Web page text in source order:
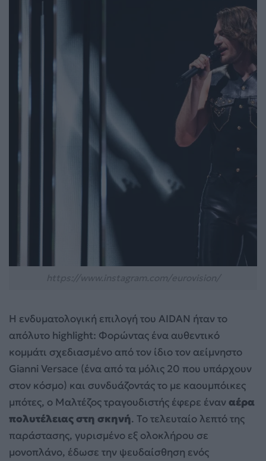
Η ενδυματολογική επιλογή του AIDAN ήταν το
απόλυτο highlight: Φορώντας ένα αυθεντικό
κομμάτι σχεδιασμένο από τον ίδιο τον αείμνηστο
Gianni Versace (ένα από τα μόλις 20 που υπάρχουν
στον κόσμο) και συνδυάζοντάς το με καουμπόικες
μπότες, ο Μαλτέζος τραγουδιστής έφερε έναναέρα
πολυτέλειας στη σκηνή. Το τελευταίο λεπτό της
παράστασης, γυρισμένο εξ ολοκλήρου σε
μονοπλάνο, έδωσε την ψευδαίσθηση ενός